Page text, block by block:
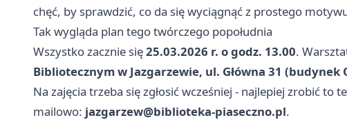
chęć, by sprawdzić, co da się wyciągnąć z prostego
Tak wygląda plan tego twórczego popołudnia
Wszystko zacznie się25.03.2026 r. o godz. 13.00.
Bibliotecznym w Jazgarzewie, ul. Główna 31 (budynek
Na zajęcia trzeba się zgłosić wcześniej - najlepiej zrobić to
mailowo: jazgarzew@biblioteka-piaseczno.pl.